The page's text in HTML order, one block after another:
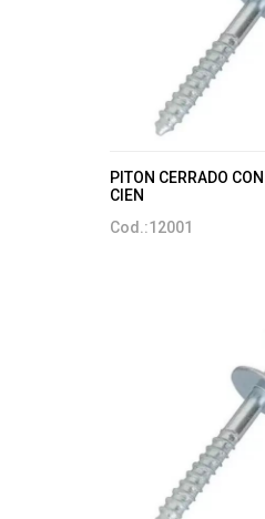
PITON CERRADO
CIEN
Cod.:12001